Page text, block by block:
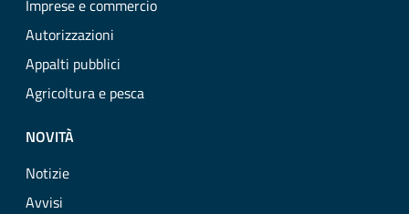
Imprese e commercio
Autorizzazioni
Appalti pubblici
Agricoltura e pesca
NOVITÀ
Notizie
Avvisi